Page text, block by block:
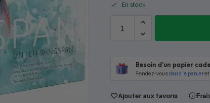
En stock
Besoin d'un papier
Rendez-vousdans le panieret
Ajouter aux favoris